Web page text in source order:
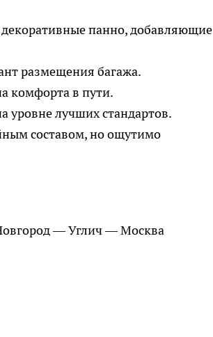
панно, добавляющие
размещения багажа.
комфорта в пути.
уровне лучших стандартов.
составом, но ощутимо
— Углич — Москва